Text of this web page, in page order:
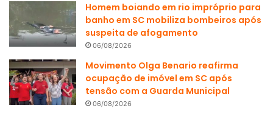
Homem boiando em rio impróprio para
banho em SC mobiliza bombeiros após
suspeita de afogamento
06/08/2026
Movimento Olga Benario reafirma
ocupação de imóvel em SC após
tensão com a Guarda Municipal
06/08/2026